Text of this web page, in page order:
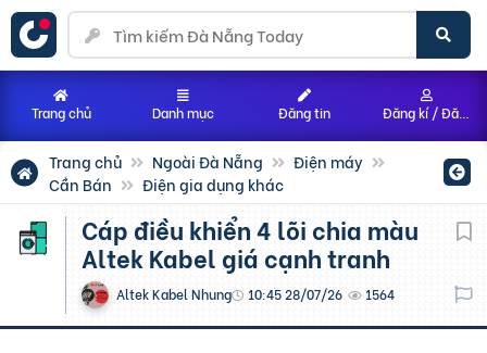
Trang chủ Ngoài Đà Nẵng
Điện máy
Cần Bán
Điện gia dụng khác
Cáp điều khiển 4 lõi chia màu
Altek Kabel giá cạnh tranh
Altek Kabel Nhung 10:45 28/07/26 1564
Trang chủ Danh mục Đăng tin